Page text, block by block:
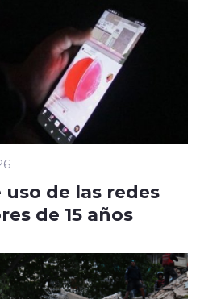
de las redes
de 15 años